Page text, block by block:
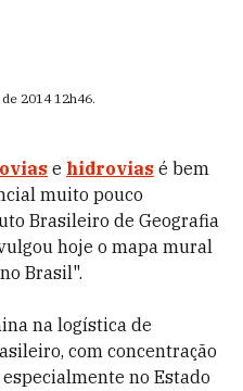
2014 12h46.
e hidrovias é bem
muito pouco
Brasileiro de Geografia
hoje o mapa mural
Brasil".
na logística de
com concentração
no Estado